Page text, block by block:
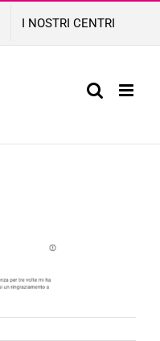
I NOSTRI CENTRI